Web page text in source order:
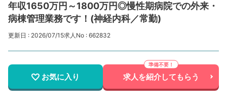
年収1650万円～1800万円◎慢性期病院での外来・
病棟管理業務です！(神経内科／常勤)
更新日 : 2026/07/15求人No : 662832
お気に入り 求人を紹介してもらう